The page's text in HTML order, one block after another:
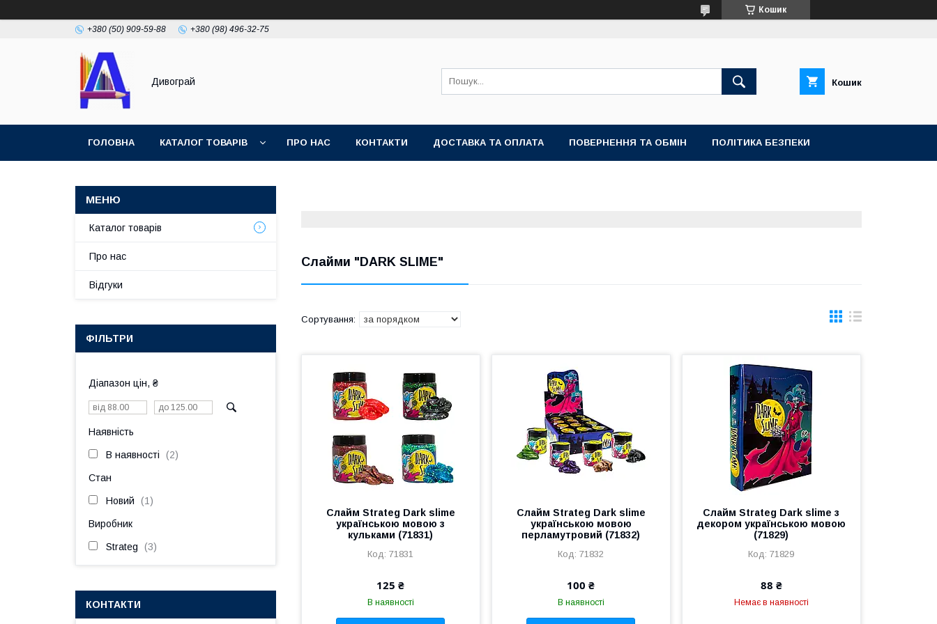
Кошик
+380 (50) 909-59-88 +380 (98) 496-32-75
Дивограй Кошик
ГОЛОВНА КАТАЛОГ ТОВАРІВ ПРО НАС КОНТАКТИ ДОСТАВКА ТА ОПЛАТА ПОВЕРНЕННЯ ТА ОБМІН ПОЛІТИКА БЕЗПЕКИ
Слайми "DARK SLIME"
Слайм Strateg Dark slime
українською мовою з
кульками (71831)
71831
125 ₴
В наявності
Слайм Strateg Dark slime
українською мовою
перламутровий (71832)
71832
100 ₴
В наявності
Слайм Strateg Dark slime з
декором українською мовою
(71829)
71829
88 ₴
Немає в наявності
Каталог товарів
Про нас
Відгуки
ФІЛЬТРИ
Діапазон цін, ₴
Наявність
В наявності 2
Стан
Новий 1
Виробник
Strateg 3
КОНТАКТИ